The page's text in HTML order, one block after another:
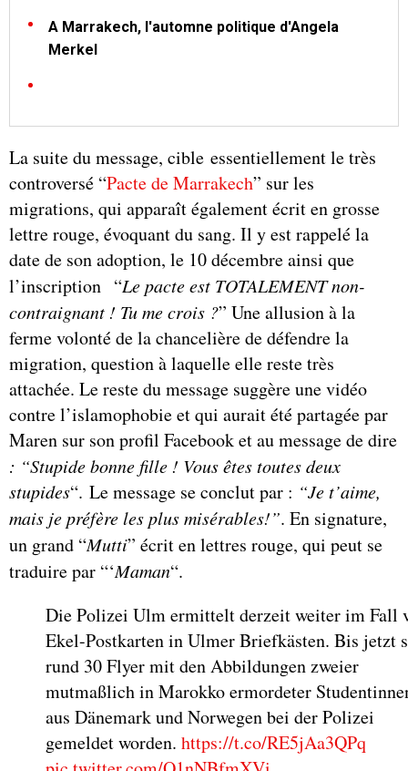
A Marrakech, l'automne politique d'Angela
Merkel
La suite du message, cible essentiellement le très
controversé “Pacte de Marrakech” sur les
migrations, qui apparaît également écrit en grosse
lettre rouge, évoquant du sang. Il y est rappelé la
date de son adoption, le 10 décembre ainsi que
l’inscription “Le pacte est TOTALEMENT non-
contraignant ! Tu me crois ?” Une allusion à la
ferme volonté de la chancelière de défendre la
migration, question à laquelle elle reste très
attachée. Le reste du message suggère une vidéo
contre l’islamophobie et qui aurait été partagée par
Maren sur son profil Facebook et au message de dire
: “Stupide bonne fille ! Vous êtes toutes deux
stupides“. Le message se conclut par : “Je t’aime,
mais je préfère les plus misérables!”. En signature,
un grand “Mutti” écrit en lettres rouge, qui peut se
traduire par “‘Maman“.
Die Polizei Ulm ermittelt derzeit weiter im Fall
Ekel-Postkarten in Ulmer Briefkästen. Bis jetzt
rund 30 Flyer mit den Abbildungen zweier
mutmaßlich in Marokko ermordeter
aus Dänemark und Norwegen bei der Polizei
gemeldet worden. https://t.co/RE5jAa3QPq